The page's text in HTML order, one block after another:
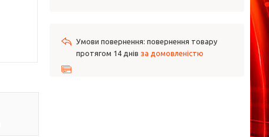
повернення товару
протягом 14 днів за домовленістю